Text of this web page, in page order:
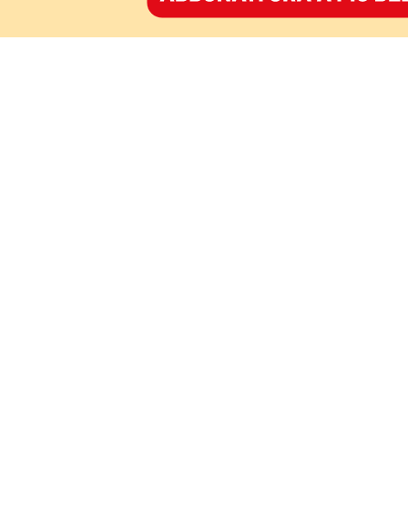
uruguaiani anche il loro indirizzo era sconosciuto),
chiedendo loro di presentarsi alle autorità per